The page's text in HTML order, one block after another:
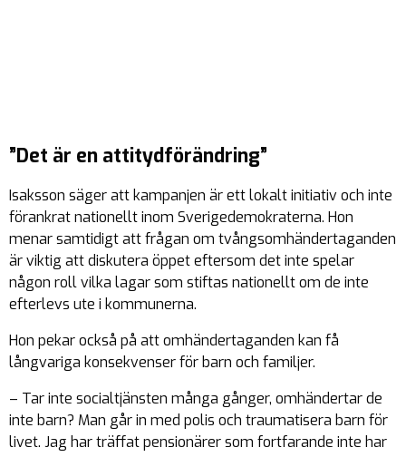
”Det är en attitydförändring”
Isaksson säger att kampanjen är ett lokalt initiativ och inte
förankrat nationellt inom Sverigedemokraterna. Hon
menar samtidigt att frågan om tvångsomhändertaganden
är viktig att diskutera öppet eftersom det inte spelar
någon roll vilka lagar som stiftas nationellt om de inte
efterlevs ute i kommunerna.
Hon pekar också på att omhändertaganden kan få
långvariga konsekvenser för barn och familjer.
– Tar inte socialtjänsten många gånger, omhändertar de
inte barn? Man går in med polis och traumatisera barn för
livet. Jag har träffat pensionärer som fortfarande inte har